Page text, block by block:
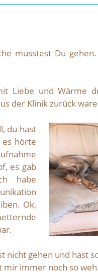
musstest Du
Liebe und Wärme
der Klinik zurück
du hast
es hörte
es gab
habe
Ok,
nicht gehen und hast
mir immer noch so